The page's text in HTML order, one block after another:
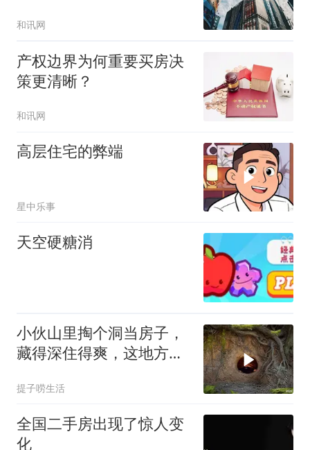
和讯网
产权边界为何重要买房决
策更清晰？
和讯网
高层住宅的弊端
星中乐事
天空硬糖消
小伙山里掏个洞当房子，
藏得深住得爽，这地方真
提子唠生活
全国二手房出现了惊人变
化